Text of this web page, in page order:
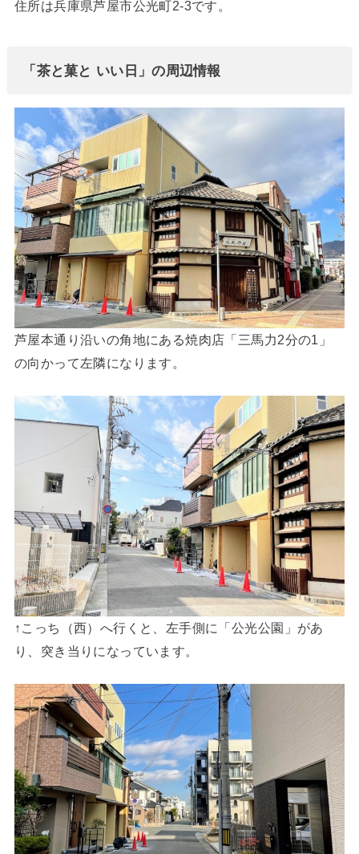
住所は兵庫県芦屋市公光町2-3です。
「茶と菓と いい日」の周辺情報
芦屋本通り沿いの角地にある焼肉店「三馬力2分の1」
の向かって左隣になります。
↑こっち（西）へ行くと、左手側に「公光公園」があ
り、突き当りになっています。